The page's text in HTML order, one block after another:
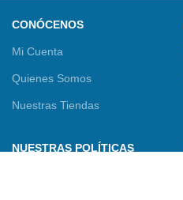
CONÓCENOS
Mi Cuenta
Quienes Somos
Nuestras Tiendas
NUESTRAS POLÍTICAS